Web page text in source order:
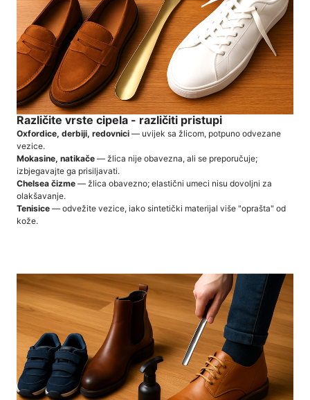
Različite vrste cipela - različiti pristupi
Oxfordice, derbiji, redovnici — uvijek sa žlicom, potpuno odvezane
vezice.
Mokasine, natikače — žlica nije obavezna, ali se preporučuje;
izbjegavajte ga prisiljavati.
Chelsea čizme — žlica obavezno; elastični umeci nisu dovoljni za
olakšavanje.
Tenisice — odvežite vezice, iako sintetički materijal više "oprašta" od
kože.